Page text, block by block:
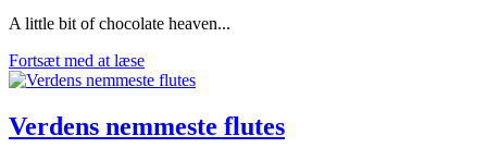
A little bit of chocolate heaven...
Fortsæt med at læseRAW
Chokoladetærte
Verdens nemmeste flutes